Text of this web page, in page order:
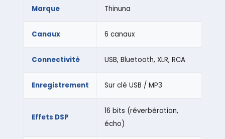
Marque Thinuna
Canaux 6 canaux
Connectivité USB, Bluetooth, XLR, RCA
Enregistrement Sur clé USB / MP3
Effets DSP
16 bits (réverbération,
écho)